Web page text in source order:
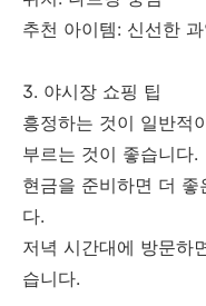
추천 아이템: 신선한
3. 야시장 쇼핑 팁
흥정하는 것이 일반적
부르는 것이 좋습니다.
현금을 준비하면 더
다.
저녁 시간대에 방문하
습니다.